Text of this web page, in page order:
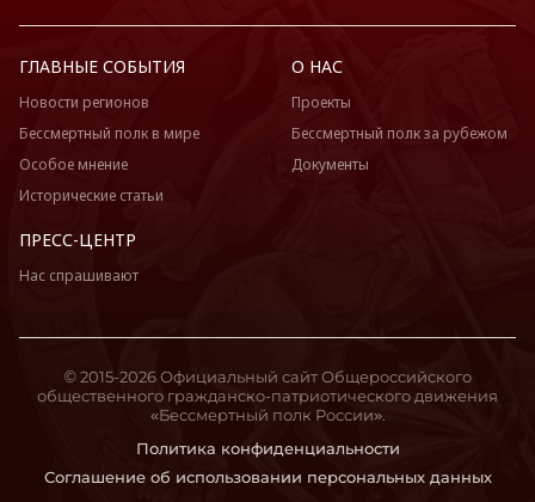
ГЛАВНЫЕ СОБЫТИЯ
Новости регионов
Бессмертный полк в мире
Особое мнение
Исторические статьи
О НАС
Проекты
Бессмертный полк за рубежом
Документы
ПРЕСС-ЦЕНТР
Нас спрашивают
Политика конфиденциальности
Соглашение об использовании персональных данных
© 2015-2026 Официальный сайт Общероссийского
общественного гражданско-патриотического движения
«Бессмертный полк России».